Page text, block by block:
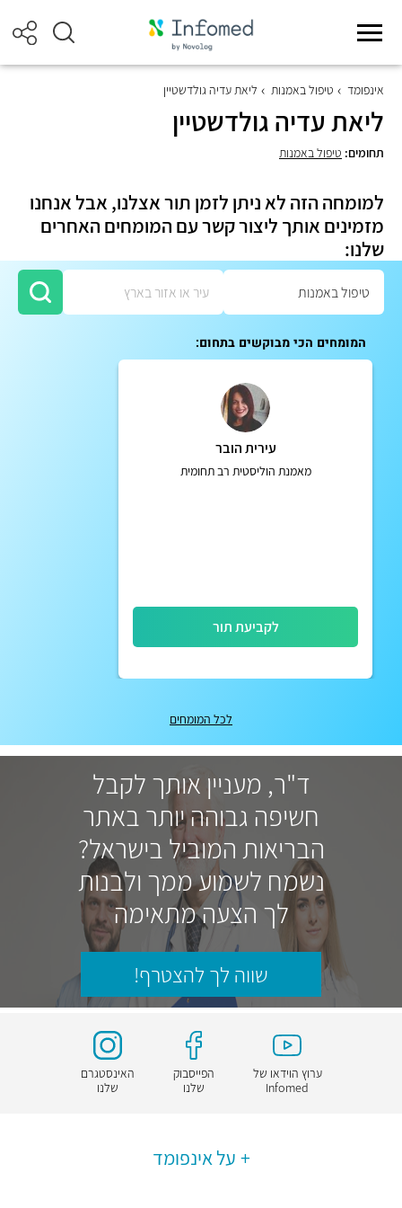
אינפומד טיפול באמנות ליאת עדיה גולדשטיין
ליאת עדיה גולדשטיין
תחומים: טיפול באמנות
למומחה הזה לא ניתן לזמן תור אצלנו, אבל אנחנו
מזמינים אותך ליצור קשר עם המומחים האחרים
שלנו:
המומחים הכי מבוקשים בתחום:
עירית הובר
מאמנת הוליסטית רב תחומית
לקביעת תור
לכל המומחים
ד"ר, מעניין אותך לקבל
חשיפה גבוהה יותר באתר
הבריאות המוביל בישראל?
נשמח לשמוע ממך ולבנות
לך הצעה מתאימה
שווה לך להצטרף!
ערוץ הוידאו של
Infomed
הפייסבוק
שלנו
האינסטגרם
שלנו
על אינפומד